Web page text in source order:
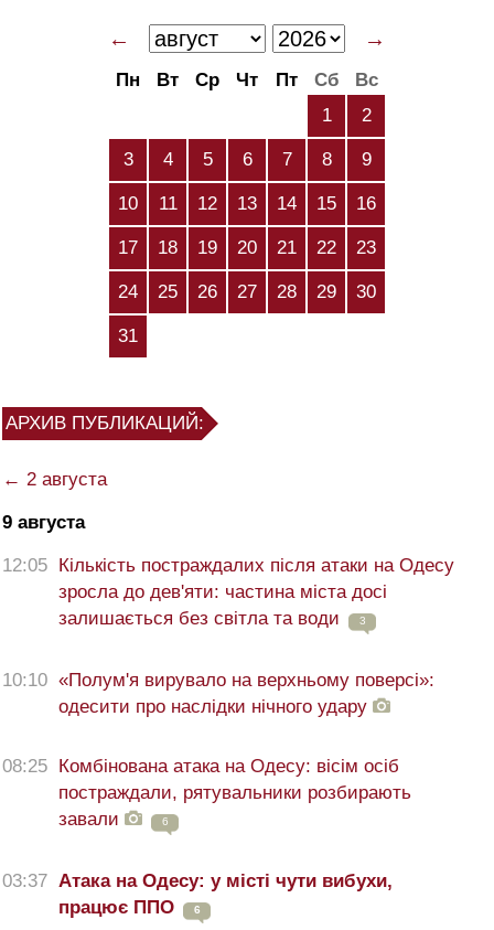
← →
Пн Вт Ср Чт Пт Сб
Вс
1
2
3 4 5 6 7 8 9
10 11 12 13 14 15 16
17 18 19 20 21 22 23
24 25 26 27 28 29 30
31
АРХИВ ПУБЛИКАЦИЙ:
← 2 августа
9 августа
12:05 Кількість постраждалих після атаки на Одесу
зросла до дев'яти: частина міста досі
залишається без світла та води
3
10:10 «Полум'я вирувало на верхньому поверсі»:
одесити про наслідки нічного удару
08:25 Комбінована атака на Одесу: вісім осіб
постраждали, рятувальники розбирають
завали
6
03:37 Атака на Одесу: у місті чути вибухи,
працює ППО
6